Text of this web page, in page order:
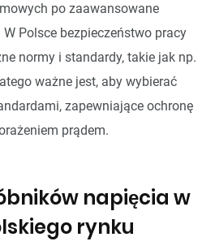
po zaawansowane
Polsce bezpieczeństwo pracy
normy i standardy, takie jak np.
ważne jest, aby wybierać
zapewniające ochronę
prądem.
napięcia w
rynku